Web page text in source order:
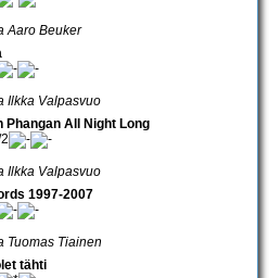
Aaro Beuker
Ilkka Valpasvuo
Phangan All Night Long
Ilkka Valpasvuo
1997-2007
Tuomas Tiainen
tähti